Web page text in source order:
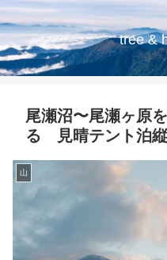
tree &
尾瀬沼〜尾瀬ヶ原
る 見晴テント泊
山